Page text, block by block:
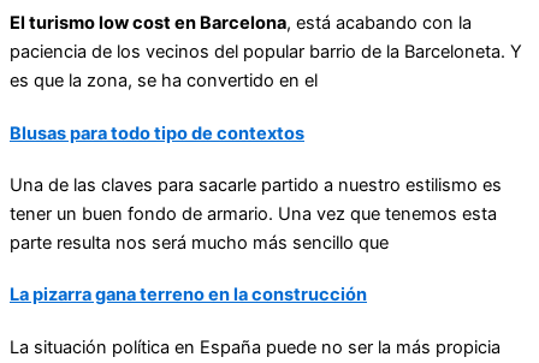
El turismo low cost en Barcelona, está acabando con la
paciencia de los vecinos del popular barrio de la Barceloneta. Y
es que la zona, se ha convertido en el
Blusas para todo tipo de contextos
Una de las claves para sacarle partido a nuestro estilismo es
tener un buen fondo de armario. Una vez que tenemos esta
parte resulta nos será mucho más sencillo que
La pizarra gana terreno en la construcción
La situación política en España puede no ser la más propicia